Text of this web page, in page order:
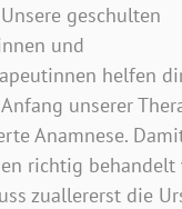
geschulten
und
helfen
unserer
Anamnese.
richtig behandelt
zuallererst die